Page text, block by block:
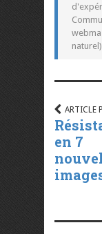
ARTICLE
en 7